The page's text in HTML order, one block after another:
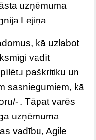
uzņēmuma
Lejiņa.
kā uzlabot
vadīt
paškritiku un
sasniegumiem, kā
i. Tāpat varēs
uzņēmuma
vadību, Agile